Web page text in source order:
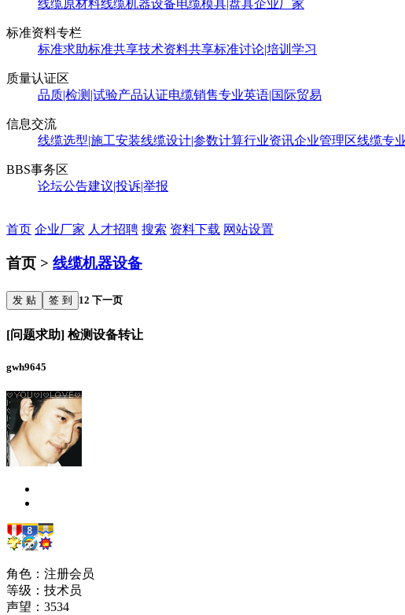
线缆原材料线缆机器设备电缆模具|盘具企业厂家
标准资料专栏
标准求助标准共享技术资料共享标准讨论|培训学习
质量认证区
品质|检测|试验产品认证电缆销售专业英语|国际贸易
信息交流
线缆选型|施工安装线缆设计|参数计算行业资讯企业管理区线缆专
BBS事务区
论坛公告建议|投诉|举报
首页 企业厂家 人才招聘 搜索 资料下载 网站设置
首页 > 线缆机器设备
发 贴 签 到 12 下一页
[问题求助] 检测设备转让
gwh9645
角色：注册会员
等级：技术员
声望： 3534